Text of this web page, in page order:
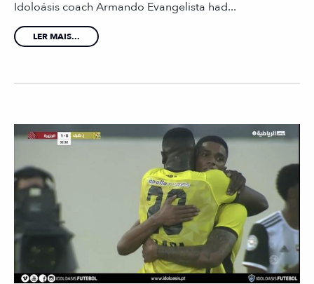
Idoloásis coach Armando Evangelista had...
LER MAIS...